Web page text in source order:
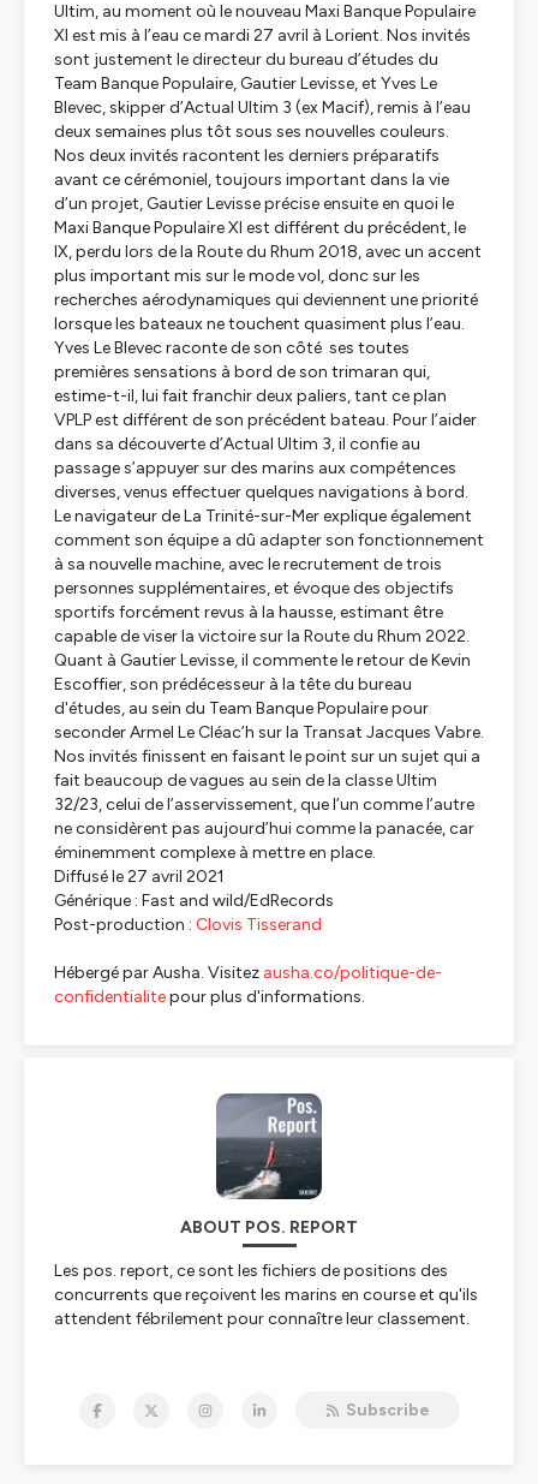
Ultim, au moment où le nouveau Maxi Banque Populaire
XI est mis à l’eau ce mardi 27 avril à Lorient. Nos invités
sont justement le directeur du bureau d’études du
Team Banque Populaire, Gautier Levisse, et Yves Le
Blevec, skipper d’Actual Ultim 3 (ex Macif), remis à l’eau
deux semaines plus tôt sous ses nouvelles couleurs.
Nos deux invités racontent les derniers préparatifs
avant ce cérémoniel, toujours important dans la vie
d’un projet, Gautier Levisse précise ensuite en quoi le
Maxi Banque Populaire XI est différent du précédent, le
IX, perdu lors de la Route du Rhum 2018, avec un accent
plus important mis sur le mode vol, donc sur les
recherches aérodynamiques qui deviennent une priorité
lorsque les bateaux ne touchent quasiment plus l’eau.
Yves Le Blevec raconte de son côté ses toutes
premières sensations à bord de son trimaran qui,
estime-t-il, lui fait franchir deux paliers, tant ce plan
VPLP est différent de son précédent bateau. Pour l’aider
dans sa découverte d’Actual Ultim 3, il confie au
passage s’appuyer sur des marins aux compétences
diverses, venus effectuer quelques navigations à bord.
Le navigateur de La Trinité-sur-Mer explique également
comment son équipe a dû adapter son fonctionnement
à sa nouvelle machine, avec le recrutement de trois
personnes supplémentaires, et évoque des objectifs
sportifs forcément revus à la hausse, estimant être
capable de viser la victoire sur la Route du Rhum 2022.
Quant à Gautier Levisse, il commente le retour de Kevin
Escoffier, son prédécesseur à la tête du bureau
d'études, au sein du Team Banque Populaire pour
seconder Armel Le Cléac’h sur la Transat Jacques Vabre.
Nos invités finissent en faisant le point sur un sujet qui a
fait beaucoup de vagues au sein de la classe Ultim
32/23, celui de l’asservissement, que l’un comme l’autre
ne considèrent pas aujourd’hui comme la panacée, car
éminemment complexe à mettre en place.
Diffusé le 27 avril 2021
Générique : Fast and wild/EdRecords
Post-production : Clovis Tisserand
Hébergé par Ausha. Visitez ausha.co/politique-de-
confidentialitepour plus d'informations.
ABOUT POS. REPORT
Les pos. report,ce sont les fichiers de positions des
concurrents que reçoivent les marins en course et qu'ils
attendent fébrilement pour connaître leur classement.
de compétition sous toutes ses coutures en
Subscribe